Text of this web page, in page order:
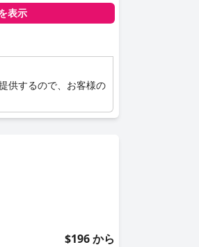
表示
供するので、お客様の
$196 から